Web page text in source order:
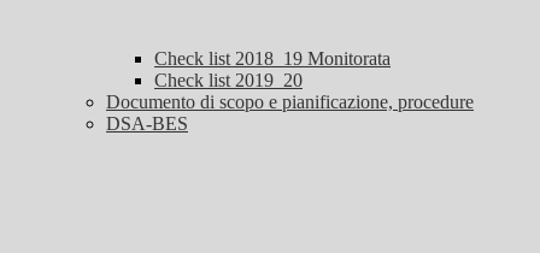
Check list 2018_19 Monitorata
Check list 2019_20
Documento di scopo e pianificazione, procedure
DSA-BES